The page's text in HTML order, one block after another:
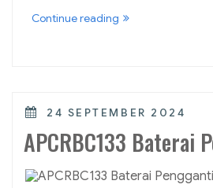
Continue reading “APCRBC132
POSTED
24 SEPTEMBER 2024
APCRBC133 Baterai